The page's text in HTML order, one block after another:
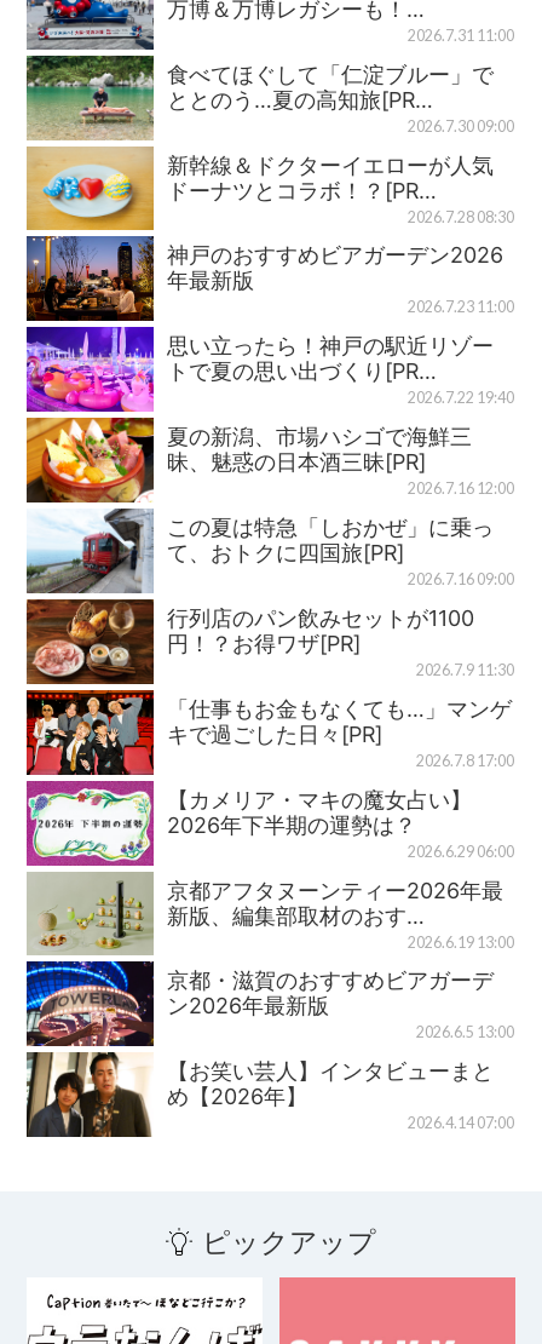
万博＆万博レガシーも！…
2026.7.31 11:00
食べてほぐして「仁淀ブルー」で
ととのう…夏の高知旅[PR…
2026.7.30 09:00
新幹線＆ドクターイエローが人気
ドーナツとコラボ！？[PR…
2026.7.28 08:30
神戸のおすすめビアガーデン2026
年最新版
2026.7.23 11:00
思い立ったら！神戸の駅近リゾー
トで夏の思い出づくり[PR…
2026.7.22 19:40
夏の新潟、市場ハシゴで海鮮三
昧、魅惑の日本酒三昧[PR]
2026.7.16 12:00
この夏は特急「しおかぜ」に乗っ
て、おトクに四国旅[PR]
2026.7.16 09:00
行列店のパン飲みセットが1100
円！？お得ワザ[PR]
2026.7.9 11:30
「仕事もお金もなくても…」マンゲ
キで過ごした日々[PR]
2026.7.8 17:00
【カメリア・マキの魔女占い】
2026年下半期の運勢は？
2026.6.29 06:00
京都アフタヌーンティー2026年最
新版、編集部取材のおす…
2026.6.19 13:00
京都・滋賀のおすすめビアガーデ
ン2026年最新版
2026.6.5 13:00
【お笑い芸人】インタビューまと
め【2026年】
2026.4.14 07:00
ピックアップ